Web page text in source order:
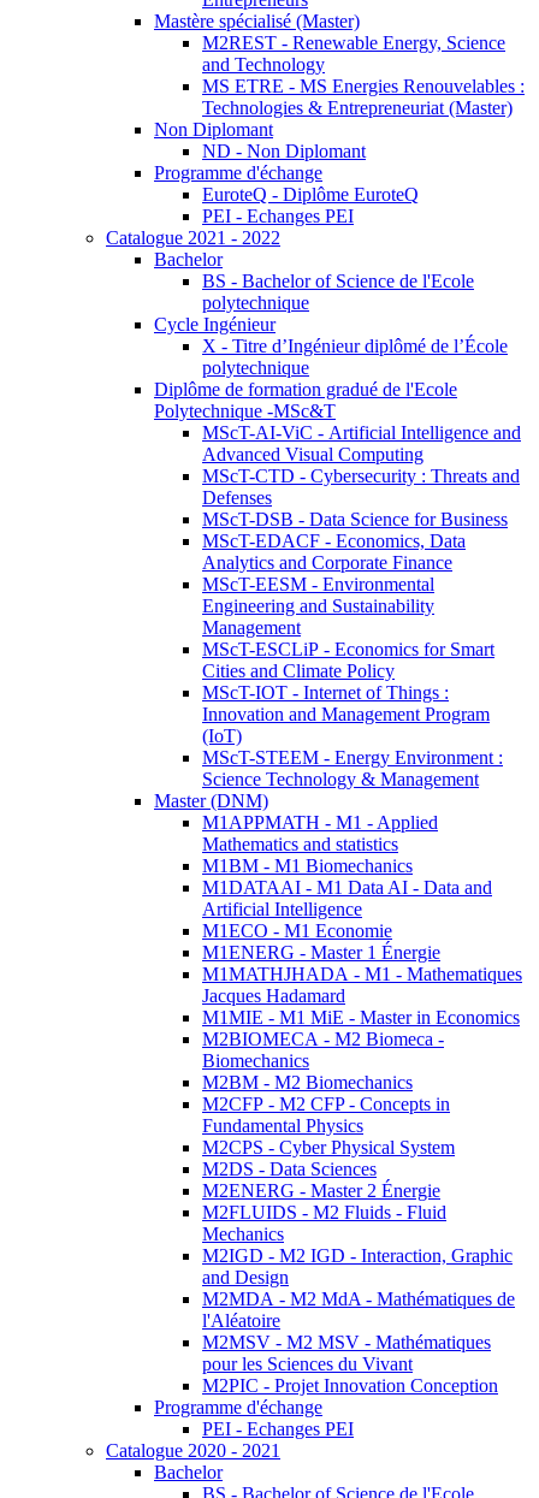
Mastère spécialisé (Master)
M2REST - Renewable Energy, Science
and Technology
MS ETRE - MS Energies Renouvelables :
Technologies & Entrepreneuriat (Master)
Non Diplomant
ND - Non Diplomant
Programme d'échange
EuroteQ - Diplôme EuroteQ
PEI - Echanges PEI
Catalogue 2021 - 2022
Bachelor
BS - Bachelor of Science de l'Ecole
polytechnique
Cycle Ingénieur
X - Titre d’Ingénieur diplômé de l’École
polytechnique
Diplôme de formation gradué de l'Ecole
Polytechnique -MSc&T
MScT-AI-ViC - Artificial Intelligence and
Advanced Visual Computing
MScT-CTD - Cybersecurity : Threats and
Defenses
MScT-DSB - Data Science for Business
MScT-EDACF - Economics, Data
Analytics and Corporate Finance
MScT-EESM - Environmental
Engineering and Sustainability
Management
MScT-ESCLiP - Economics for Smart
Cities and Climate Policy
MScT-IOT - Internet of Things :
Innovation and Management Program
(IoT)
MScT-STEEM - Energy Environment :
Science Technology & Management
Master (DNM)
M1APPMATH - M1 - Applied
Mathematics and statistics
M1BM - M1 Biomechanics
M1DATAAI - M1 Data AI - Data and
Artificial Intelligence
M1ECO - M1 Economie
M1ENERG - Master 1 Énergie
M1MATHJHADA - M1 - Mathematiques
Jacques Hadamard
M1MIE - M1 MiE - Master in Economics
M2BIOMECA - M2 Biomeca -
Biomechanics
M2BM - M2 Biomechanics
M2CFP - M2 CFP - Concepts in
Fundamental Physics
M2CPS - Cyber Physical System
M2DS - Data Sciences
M2ENERG - Master 2 Énergie
M2FLUIDS - M2 Fluids - Fluid
Mechanics
M2IGD - M2 IGD - Interaction, Graphic
and Design
M2MDA - M2 MdA - Mathématiques de
l'Aléatoire
M2MSV - M2 MSV - Mathématiques
pour les Sciences du Vivant
M2PIC - Projet Innovation Conception
Programme d'échange
PEI - Echanges PEI
Catalogue 2020 - 2021
Bachelor
BS - Bachelor of Science de l'Ecole